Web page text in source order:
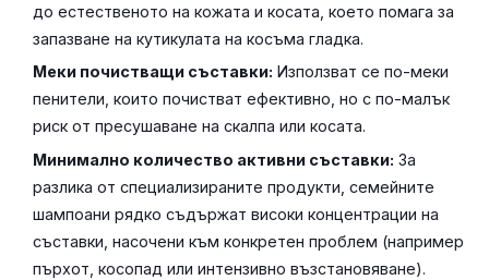
до естественото на кожата и косата, което помага за
запазване на кутикулата на косъма гладка.
Меки почистващи съставки: Използват се по-меки
пенители, които почистват ефективно, но с по-малък
риск от пресушаване на скалпа или косата.
Минимално количество активни съставки: За
разлика от специализираните продукти, семейните
шампоани рядко съдържат високи концентрации на
съставки, насочени към конкретен проблем (например
пърхот, косопад или интензивно възстановяване).